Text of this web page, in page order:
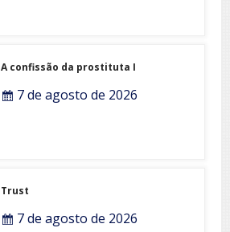
A confissão da prostituta I
7 de agosto de 2026
Trust
7 de agosto de 2026